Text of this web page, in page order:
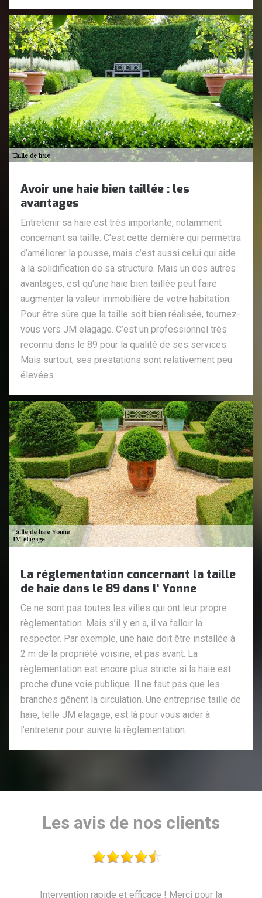
Avoir une haie bien taillée : les
avantages
Entretenir sa haie est très importante, notamment
concernant sa taille. C’est cette dernière qui permettra
d’améliorer la pousse, mais c’est aussi celui qui aide
à la solidification de sa structure. Mais un des autres
avantages, est qu’une haie bien taillée peut faire
augmenter la valeur immobilière de votre habitation.
Pour être sûre que la taille soit bien réalisée, tournez-
vous vers JM elagage. C’est un professionnel très
reconnu dans le 89 pour la qualité de ses services.
Mais surtout, ses prestations sont relativement peu
élevées.
La réglementation concernant la taille
de haie dans le 89 dans l' Yonne
Ce ne sont pas toutes les villes qui ont leur propre
règlementation. Mais s’il y en a, il va falloir la
respecter. Par exemple, une haie doit être installée à
2 m de la propriété voisine, et pas avant. La
règlementation est encore plus stricte si la haie est
proche d’une voie publique. Il ne faut pas que les
branches gênent la circulation. Une entreprise taille de
haie, telle JM elagage, est là pour vous aider à
l’entretenir pour suivre la règlementation.
Les avis de nos clients
Le 28/08/2024 fin de chantier. Travail (élagage, taille